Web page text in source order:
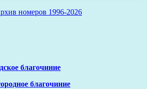
номеров 1996-2026
благочиние
благочиние